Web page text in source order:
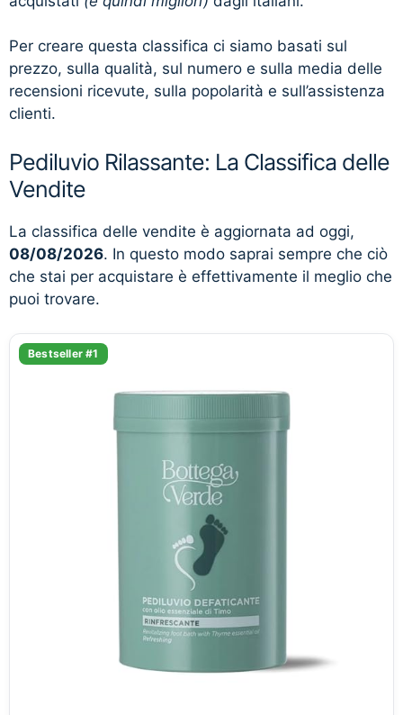
Per creare questa classifica ci siamo basati sul
prezzo, sulla qualità, sul numero e sulla media delle
recensioni ricevute, sulla popolarità e sull’assistenza
clienti.
Pediluvio Rilassante: La Classifica delle
Vendite
La classifica delle vendite è aggiornata ad oggi,
08/08/2026. In questo modo saprai sempre che ciò
che stai per acquistare è effettivamente il meglio che
puoi trovare.
Bestseller #1